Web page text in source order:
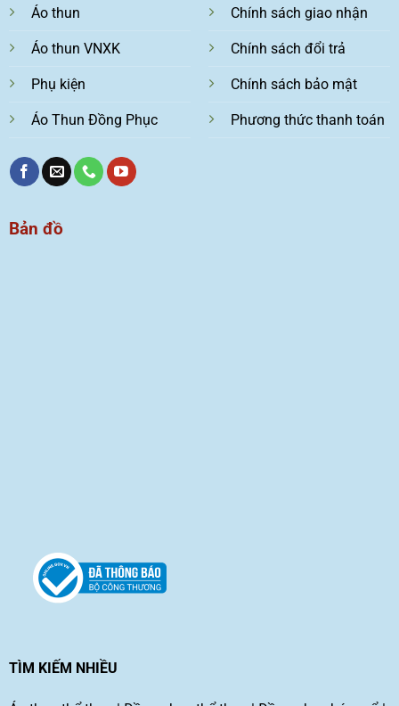
Áo thun
Áo thun VNXK
Phụ kiện
Áo Thun Đồng Phục
Chính sách giao nhận
Chính sách đổi trả
Chính sách bảo mật
Phương thức thanh toán
Bản đồ
TÌM KIẾM NHIỀU